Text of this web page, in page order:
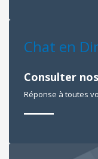
Chat en
Consulter
Réponse à toutes